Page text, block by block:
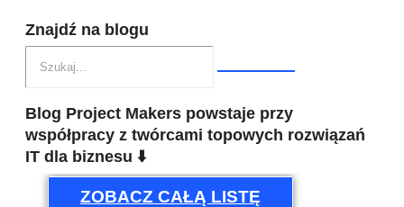
Znajdź na blogu
Blog Project Makers powstaje przy
współpracy z twórcami topowych rozwiązań
IT dla biznesu ⬇️
ZOBACZ CAŁĄ LISTĘ